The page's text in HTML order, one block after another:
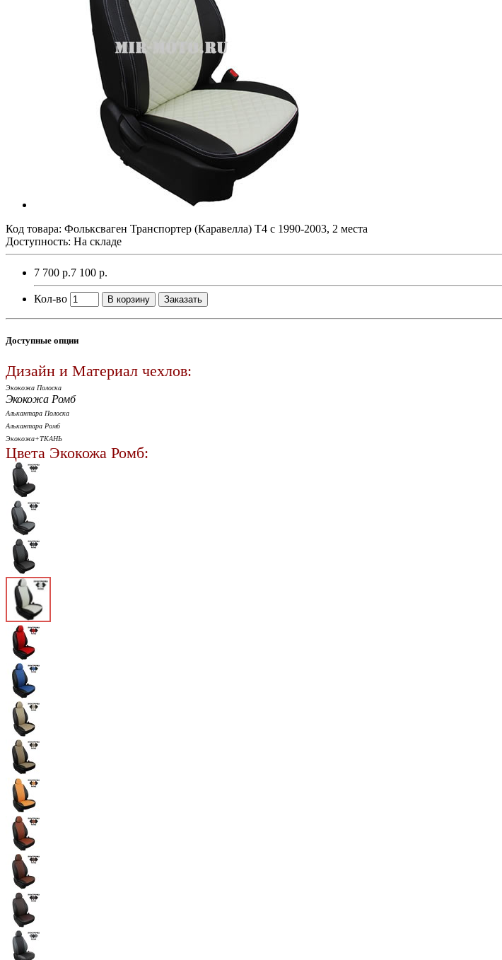
Код товара: Фольксваген Транспортер (Каравелла) Т4 с 1990-2003, 2 места
Доступность: На складе
7 700 р.7 100 р.
Кол-во В корзину Заказать
Доступные опции
Дизайн и Материал чехлов:
Экокожа Полоска
Экокожа Ромб
Алькантара Полоска
Алькантара Ромб
Экокожа+ТКАНЬ
Цвета Экокожа Ромб: